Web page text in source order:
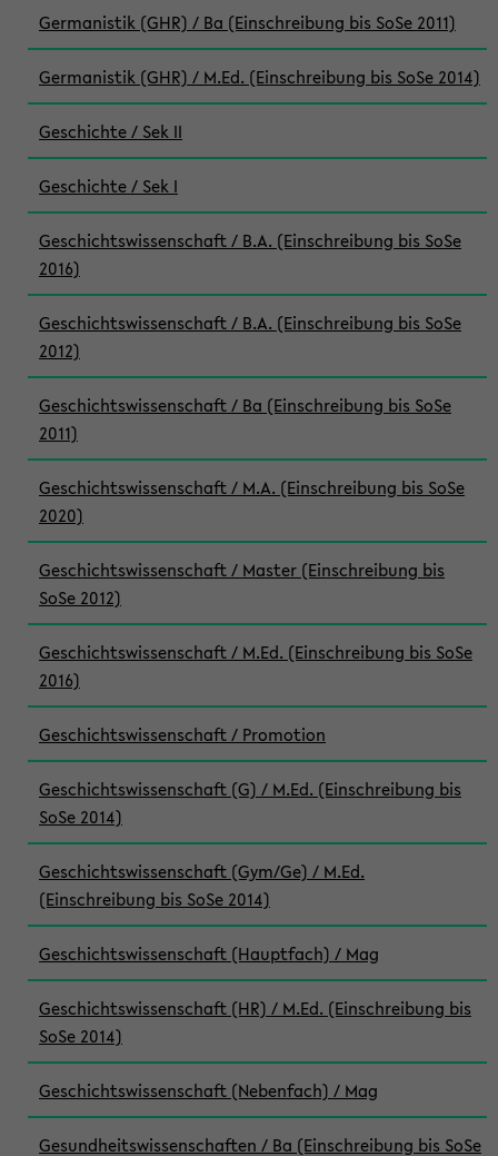
Germanistik (GHR) / Ba (Einschreibung bis SoSe 2011)
Germanistik (GHR) / M.Ed. (Einschreibung bis SoSe 2014)
Geschichte / Sek II
Geschichte / Sek I
Geschichtswissenschaft / B.A. (Einschreibung bis SoSe
2016)
Geschichtswissenschaft / B.A. (Einschreibung bis SoSe
2012)
Geschichtswissenschaft / Ba (Einschreibung bis SoSe
2011)
Geschichtswissenschaft / M.A. (Einschreibung bis SoSe
2020)
Geschichtswissenschaft / Master (Einschreibung bis
SoSe 2012)
Geschichtswissenschaft / M.Ed. (Einschreibung bis SoSe
2016)
Geschichtswissenschaft / Promotion
Geschichtswissenschaft (G) / M.Ed. (Einschreibung bis
SoSe 2014)
Geschichtswissenschaft (Gym/Ge) / M.Ed.
(Einschreibung bis SoSe 2014)
Geschichtswissenschaft (Hauptfach) / Mag
Geschichtswissenschaft (HR) / M.Ed. (Einschreibung bis
SoSe 2014)
Geschichtswissenschaft (Nebenfach) / Mag
Gesundheitswissenschaften / Ba (Einschreibung bis SoSe